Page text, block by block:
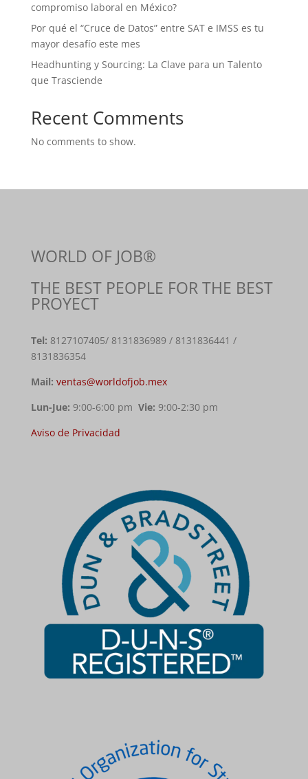
compromiso laboral en México?
Por qué el “Cruce de Datos” entre SAT e IMSS es tu
mayor desafío este mes
Headhunting y Sourcing: La Clave para un Talento
que Trasciende
Recent Comments
No comments to show.
WORLD OF JOB®
THE BEST PEOPLE FOR THE BEST
PROYECT
Tel: 8127107405/ 8131836989 / 8131836441 /
8131836354
Mail: ventas@worldofjob.mex
Lun-Jue: 9:00-6:00 pm Vie: 9:00-2:30 pm
Aviso de Privacidad